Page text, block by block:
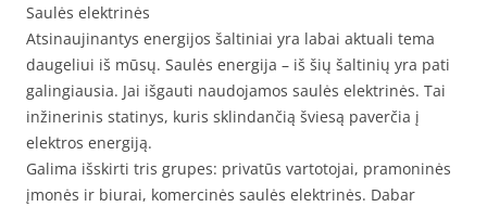
Saulės elektrinės
Atsinaujinantys energijos šaltiniai yra labai aktuali tema
daugeliui iš mūsų. Saulės energija – iš šių šaltinių yra pati
galingiausia. Jai išgauti naudojamos saulės elektrinės. Tai
inžinerinis statinys, kuris sklindančią šviesą paverčia į
elektros energiją.
Galima išskirti tris grupes: privatūs vartotojai, pramoninės
įmonės ir biurai, komercinės saulės elektrinės. Dabar